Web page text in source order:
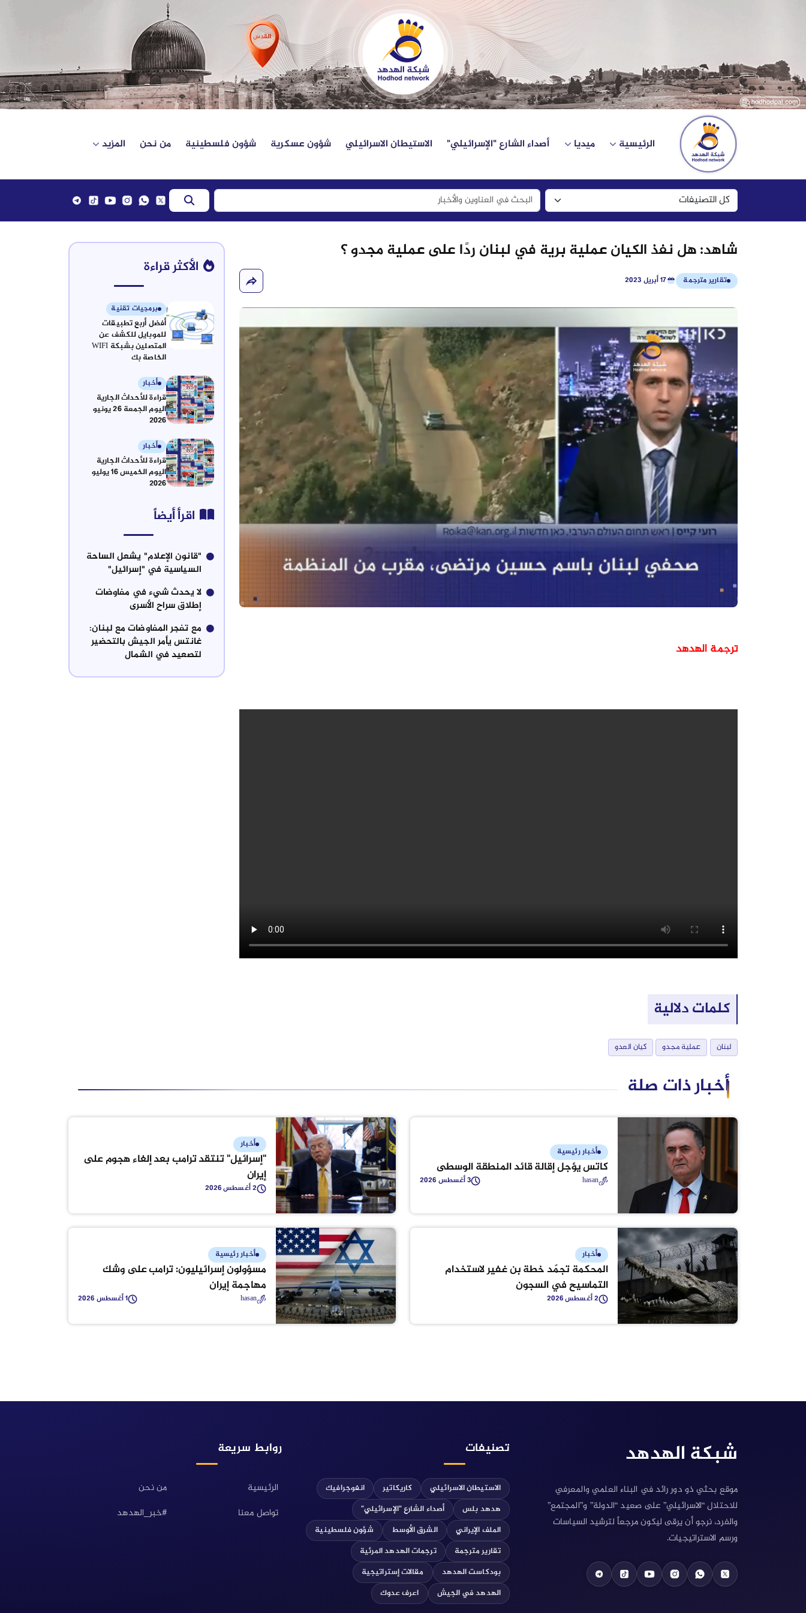
الرئيسية ميديا أصداء الشارع "الإسرائيلي" الاستيطان الاسرائيلي شؤون عسكرية شؤون فلسطينية من نحن المزيد
شاهد: هل نفذ الكيان عملية برية في لبنان ردًا على عملية مجدو ؟
تقارير مترجمة 17 أبريل 2023
ترجمة الهدهد
كلمات دلالية
لبنان عملية مجدو كيان العدو
الأكثر قراءة
برمجيات تقنية
أفضل أربع تطبيقات
للموبايل للكشف عن
المتصلين بشبكة WIFI
الخاصة بك
أخبار
قراءة للأحداث الجارية
اليوم الجمعة 26 يونيو
2026
أخبار
قراءة للأحداث الجارية
اليوم الخميس 16 يوليو
2026
اقرأ أيضاً
"قانون الإعلام" يشعل الساحة
السياسية في "إسرائيل"
لا يحدث شيء في مفاوضات
إطلاق سراح الأسرى
مع تفجر المفاوضات مع لبنان:
غانتس يأمر الجيش بالتحضير
لتصعيد في الشمال
أخبار ذات صلة
أخبار رئيسية
كاتس يؤجل إقالة قائد المنطقة الوسطى
hasan 3 أغسطس 2026
أخبار
"إسرائيل" تنتقد ترامب بعد إلغاء هجوم على
إيران
2 أغسطس 2026
أخبار
المحكمة تجمّد خطة بن غفير لاستخدام
التماسيح في السجون
2 أغسطس 2026
أخبار رئيسية
مسؤولون إسرائيليون: ترامب على وشك
مهاجمة إيران
hasan 1 أغسطس 2026
شبكة الهدهد
موقع بحثي ذو دور رائد في البناء العلمي والمعرفي
للاحتلال “الاسرائيلي” على صعيد “الدولة” و”المجتمع”
والفرد، نرجو أن يرقى ليكون مرجعاً لترشيد السياسات
ورسم الاستراتيجيات.
X
Whatsapp
instagram
youtube
tektok
telegram
تصنيفات
الاستيطان الاسرائيلي كاريكاتير
انفوجرافيك
هدهد بلس
أصداء الشارع "الإسرائيلي"
الملف الإيراني
الشرق الأوسط
شؤون فلسطينية
تقارير مترجمة
ترجمات الهدهد المرئية
بودكاست الهدهد
مقالات إستراتيجية
الهدهد في الجيش
اعرف عدوك
روابط سريعة
الرئيسية
من نحن
تواصل معنا
#خبر_الهدهد